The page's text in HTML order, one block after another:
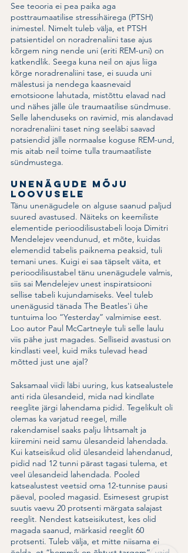
See teooria ei pea paika aga
posttraumaatilise stressihäirega (PTSH)
inimestel. Nimelt tuleb välja, et PTSH
patsientidel on noradrenaliini tase ajus
kõrgem ning nende uni (eriti REM-uni) on
katkendlik. Seega kuna neil on ajus liiga
kõrge noradrenaliini tase, ei suuda uni
mälestusi ja nendega kaasnevaid
emotsioone lahutada, mistõttu elavad nad
und nähes jälle üle traumaatilise sündmuse.
Selle lahenduseks on ravimid, mis alandavad
noradrenaliini taset ning seeläbi saavad
patsiendid jälle normaalse koguse REM-und,
mis aitab neil toime tulla traumaatiliste
sündmustega.
Unenägude mõju
loovusele
Tänu unenägudele on alguse saanud paljud
suured avastused. Näiteks on keemiliste
elementide perioodilisustabeli looja Dimitri
Mendelejev veendunud, et mõte, kuidas
elemendid tabelis paiknema peaksid, tuli
temani unes. Kuigi ei saa täpselt väita, et
perioodilisustabel tänu unenägudele valmis,
siis sai Mendelejev unest inspiratsiooni
sellise tabeli kujundamiseks. Veel tuleb
unenägusid tänada The Beatles'i ühe
tuntuima loo “Yesterday” valmimise eest.
Loo autor Paul McCartneyle tuli selle laulu
viis pähe just magades. Selliseid avastusi on
kindlasti veel, kuid miks tulevad head
mõtted just une ajal?
Saksamaal viidi läbi uuring, kus katsealustele
anti rida ülesandeid, mida nad kindlate
reeglite järgi lahendama pidid. Tegelikult oli
olemas ka varjatud reegel, mille
rakendamisel saaks palju lihtsamalt ja
kiiremini neid samu ülesandeid lahendada.
Kui katseisikud olid ülesandeid lahendanud,
pidid nad 12 tunni pärast tagasi tulema, et
veel ülesandeid lahendada. Pooled
katsealustest veetsid oma 12-tunnise pausi
päeval, pooled magasid. Esimesest grupist
suutis vaevu 20 protsenti märgata salajast
reeglit. Nendest katseisikutest, kes olid
magada saanud, märkasid reeglit 60
protsenti. Tuleb välja, et mitte niisama ei